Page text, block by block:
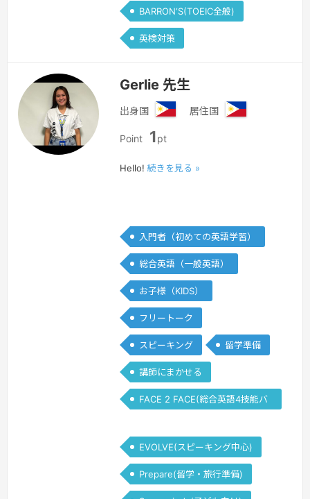
BARRON‘S(TOEIC全般)
英検対策
Gerlie 先生
出身国
ィ
ピ
居住国
Point 1pt
Hello! 続きを見る »
入門者（初めての英語学習）
総合英語（一般英語）
お子様（KIDS）
フリートーク
スピーキング 留学準備
講師にまかせる
FACE 2 FACE(総合英語4技能バ
EVOLVE(スピーキング中心)
Prepare(留学・旅行準備)